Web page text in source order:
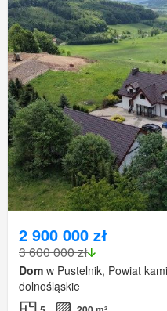
2 900 000 zł
3 600 000 zł
Dom w Pustelnik, Powiat
dolnośląskie